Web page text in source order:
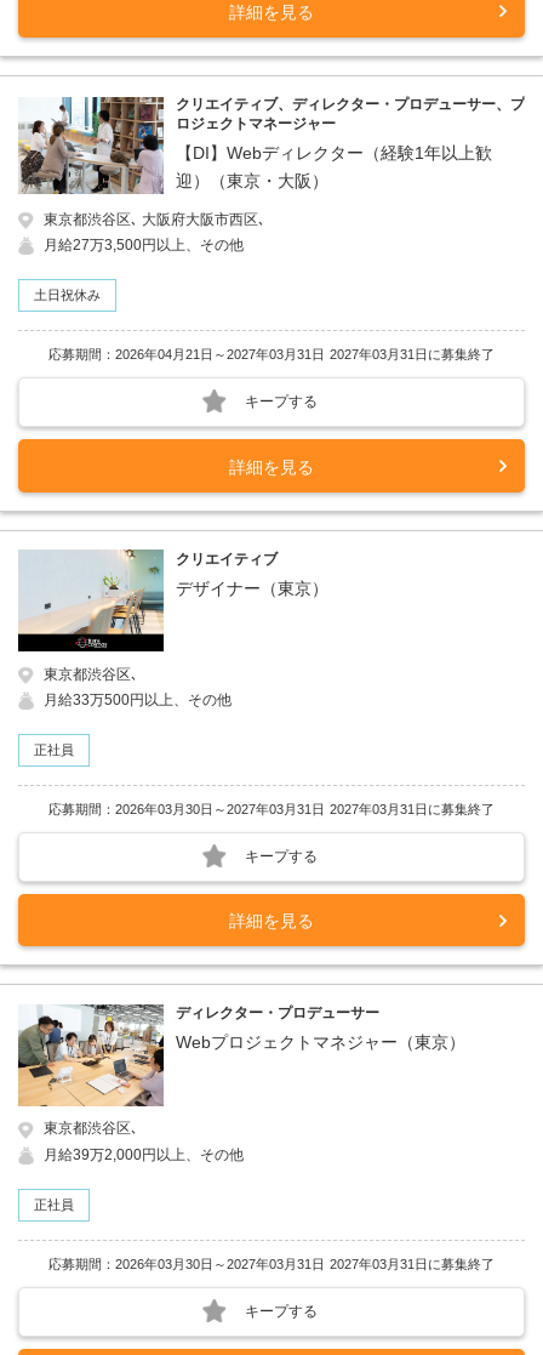
詳細を見る
クリエイティブ、ディレクター・プロデューサー、プ
ロジェクトマネージャー
【DI】Webディレクター（経験1年以上歓
迎）（東京・大阪）
東京都渋谷区､ 大阪府大阪市西区､
月給27万3,500円以上、その他
土日祝休み
応募期間：2026年04月21日～2027年03月31日 2027年03月31日に募集終了
キープする
詳細を見る
クリエイティブ
デザイナー（東京）
東京都渋谷区､
月給33万500円以上、その他
正社員
応募期間：2026年03月30日～2027年03月31日 2027年03月31日に募集終了
キープする
詳細を見る
ディレクター・プロデューサー
Webプロジェクトマネジャー（東京）
東京都渋谷区､
月給39万2,000円以上、その他
正社員
応募期間：2026年03月30日～2027年03月31日 2027年03月31日に募集終了
キープする